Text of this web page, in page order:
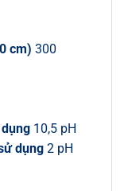
cm) 300
10,5 pH
dụng 2 pH